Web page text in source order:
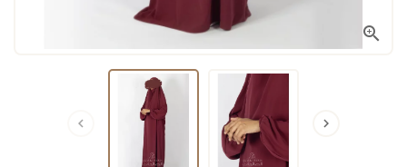

 